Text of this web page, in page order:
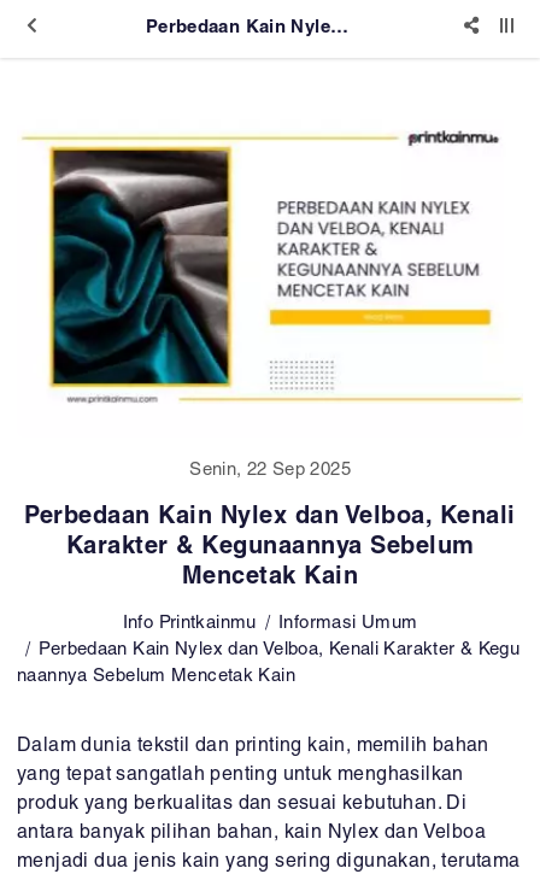
Perbedaan Kain Nylex dan Velboa, Kenali Karakter & Kegunaannya Sebelum Mencetak Kain
Senin, 22 Sep 2025
Perbedaan Kain Nylex dan Velboa, Kenali
Karakter & Kegunaannya Sebelum
Mencetak Kain
Info Printkainmu
Informasi Umum
Perbedaan Kain Nylex dan Velboa, Kenali Karakter & Kegu
naannya Sebelum Mencetak Kain
Dalam dunia tekstil dan printing kain, memilih bahan
yang tepat sangatlah penting untuk menghasilkan
produk yang berkualitas dan sesuai kebutuhan. Di
antara banyak pilihan bahan, kain Nylex dan Velboa
menjadi dua jenis kain yang sering digunakan, terutama